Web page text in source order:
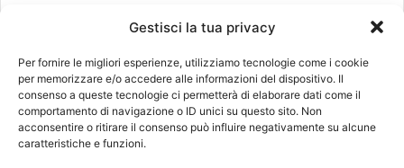
Gestisci la tua privacy
Per fornire le migliori esperienze, utilizziamo tecnologie come i cookie
per memorizzare e/o accedere alle informazioni del dispositivo. Il
consenso a queste tecnologie ci permetterà di elaborare dati come il
comportamento di navigazione o ID unici su questo sito. Non
acconsentire o ritirare il consenso può influire negativamente su alcune
caratteristiche e funzioni.
Leggi anche